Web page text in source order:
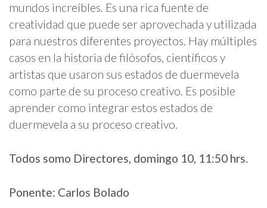
mundos increíbles. Es una rica fuente de
creatividad que puede ser aprovechada y utilizada
para nuestros diferentes proyectos. Hay múltiples
casos en la historia de filósofos, científicos y
artistas que usaron sus estados de duermevela
como parte de su proceso creativo. Es posible
aprender como integrar estos estados de
duermevela a su proceso creativo.
Todos somo Directores, domingo 10, 11:50 hrs.
Ponente: Carlos Bolado